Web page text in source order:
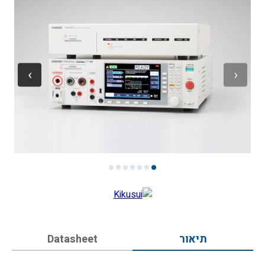
תיאור Datasheet